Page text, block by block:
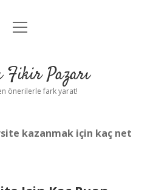
Anasayfa
Uyarı
menüyü
Fikir Pazarı
önerilerle fark yarat!
kazanmak için kaç net